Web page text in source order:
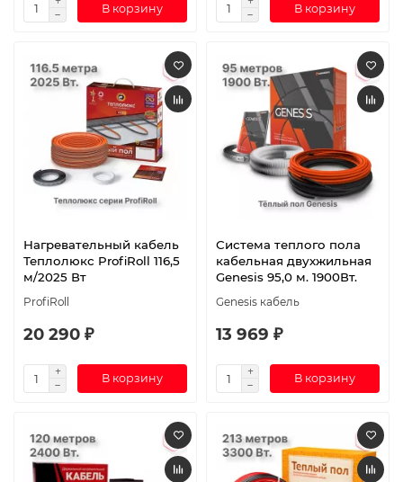
В корзину В корзину
Нагревательный кабель
Теплолюкс ProfiRoll 116,5
м/2025 Вт
ProfiRoll
20 290 ₽
В корзину
Система теплого пола
кабельная двухжильная
Genesis 95,0 м. 1900Вт.
Genesis кабель
13 969 ₽
В корзину